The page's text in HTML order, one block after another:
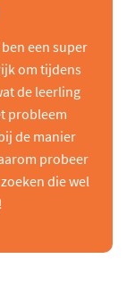
een super
om tijdens
de leerling
probleem
de manier
probeer
die wel